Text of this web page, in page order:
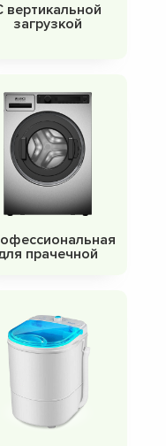
вертикальной
загрузкой
прачечной